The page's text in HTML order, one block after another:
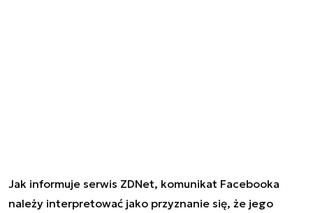
Jak informuje serwis ZDNet, komunikat Facebooka
należy interpretować jako przyznanie się, że jego